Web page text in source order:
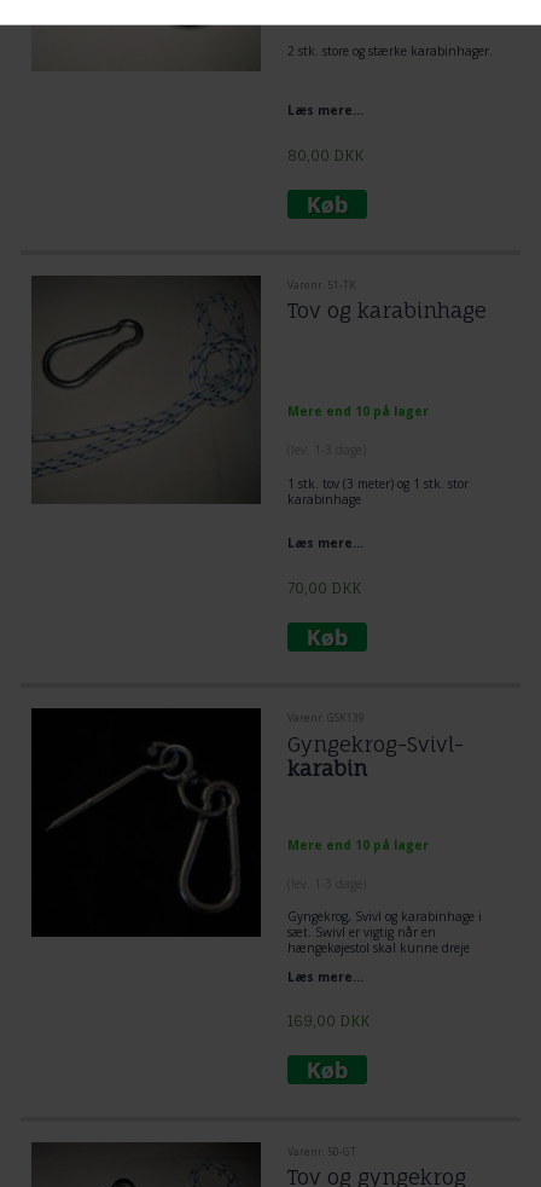
2 stk. store og stærke karabinhager.
Læs mere...
80,00 DKK
Varenr. 51-TK
Tov og karabinhage
Mere end 10 på lager
1 stk. tov (3 meter) og 1 stk. stor
karabinhage
Læs mere...
70,00 DKK
Varenr. GSK139
Gyngekrog-Svivl-
karabin
Mere end 10 på lager
Gyngekrog, Svivl og karabinhage i
sæt. Swivl er vigtig når en
hængekøjestol skal kunne dreje
at sæt op og afmontere en
træ bjælker, loft eller udedørs træ.
ophæng.
Læs mere...
169,00 DKK
Varenr. 50-GT
Tov og gyngekrog